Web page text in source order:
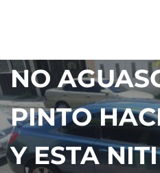
NO
PINTO
Y ESTA